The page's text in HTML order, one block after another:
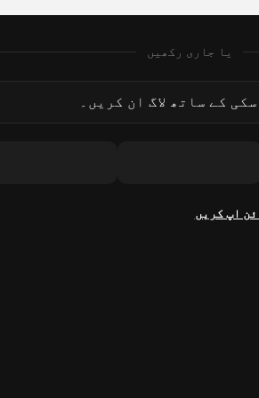
یا جاری رکھیں
کے ساتھ لاگ ان کریں۔
اپ کریں